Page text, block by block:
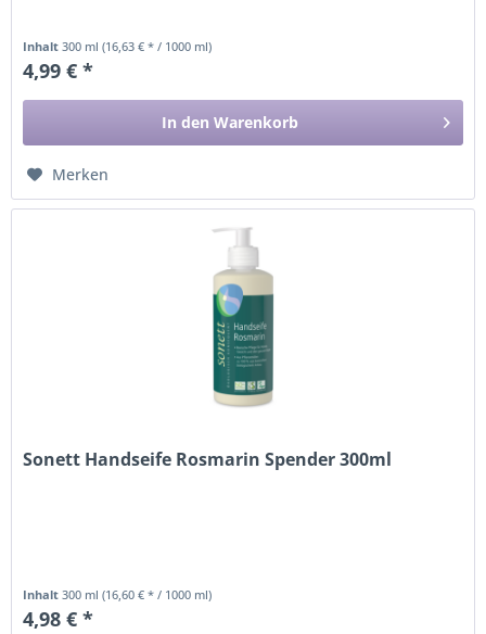
Inhalt300 ml(16,63 € * / 1000 ml)
4,99 € *
In den Warenkorb
Merken
Sonett Handseife Rosmarin Spender 300ml
Inhalt300 ml(16,60 € * / 1000 ml)
4,98 € *